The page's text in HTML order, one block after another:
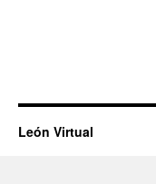
León Virtual